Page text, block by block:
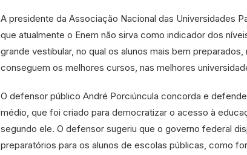
A presidente da Associação Nacional das Universidades
que atualmente o Enem não sirva como indicador dos
grande vestibular, no qual os alunos mais bem
conseguem os melhores cursos, nas melhores
O defensor público André Porciúncula concorda e
médio, que foi criado para democratizar o acesso à
segundo ele. O defensor sugeriu que o governo federal
preparatórios para os alunos de escolas públicas, como